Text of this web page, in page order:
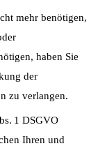
mehr benötigen,
haben Sie
der
zu verlangen.
1 DSGVO
Ihren und